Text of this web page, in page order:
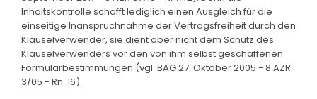
Inhaltskontrolle schafft lediglich einen Ausgleich für die
einseitige Inanspruchnahme der Vertragsfreiheit durch den
Klauselverwender, sie dient aber nicht dem Schutz des
Klauselverwenders vor den von ihm selbst geschaffenen
Formularbestimmungen (vgl. BAG 27. Oktober 2005 - 8 AZR
3/05 - Rn. 16).